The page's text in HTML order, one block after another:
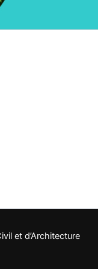
et d’Architecture